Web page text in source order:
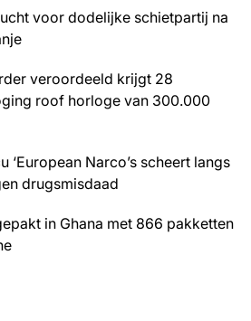
voor dodelijke schietpartij na
veroordeeld krijgt 28
roof horloge van 300.000
‘European Narco’s scheert langs
drugsmisdaad
in Ghana met 866 pakketten